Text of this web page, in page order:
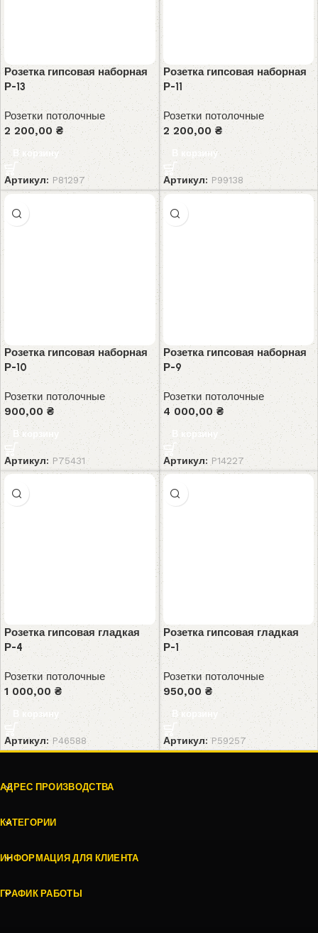
Розетка гипсовая наборная
Р-13
Розетки потолочные
2 200,00₴
В корзину
Артикул: P81297
Розетка гипсовая наборная
Р-11
Розетки потолочные
2 200,00 ₴
В корзину
Артикул: P99138
Розетка гипсовая наборная
Р-10
Розетки потолочные
900,00 ₴
В корзину
Артикул: P75431
Розетка гипсовая наборная
Р-9
Розетки потолочные
4 000,00₴
В корзину
Артикул: P14227
Розетка гипсовая гладкая
Р-4
Розетки потолочные
1 000,00₴
В корзину
Артикул: P46588
Розетка гипсовая гладкая
Р-1
Розетки потолочные
950,00 ₴
В корзину
Артикул:P59257
АДРЕС ПРОИЗВОДСТВА
КАТЕГОРИИ
ИНФОРМАЦИЯ ДЛЯ КЛИЕНТА
ГРАФИК РАБОТЫ